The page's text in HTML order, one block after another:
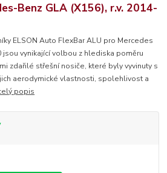
Benz GLA (X156), r.v. 2014-
ELSON Auto FlexBar ALU pro Mercedes
jsou vynikající volbou z hlediska poměru
zdařilé střešní nosiče, které byly vyvinuty s
aerodymické vlastnosti, spolehlivost a
popis